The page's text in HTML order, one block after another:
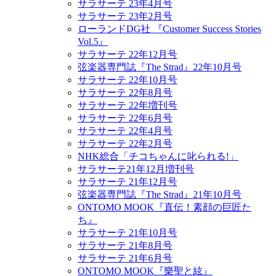
サラサーテ 23年4月号
サラサーテ 23年2月号
ローランドDG社 『Customer Success Stories
Vol.5』
サラサーテ 22年12月号
弦楽器専門誌『The Strad』22年10月号
サラサーテ 22年10月号
サラサーテ 22年8月号
サラサーテ 22年増刊号
サラサーテ 22年6月号
サラサーテ 22年4月号
サラサーテ 22年2月号
NHK総合「チコちゃんに叱られる!」
サラサーテ21年12月増刊号
サラサーテ 21年12月号
弦楽器専門誌『The Strad』21年10月号
ONTOMO MOOK『直伝！素顔の巨匠た
ち』
サラサーテ 21年10月号
サラサーテ 21年8月号
サラサーテ 21年6月号
ONTOMO MOOK『樂聖と絃』